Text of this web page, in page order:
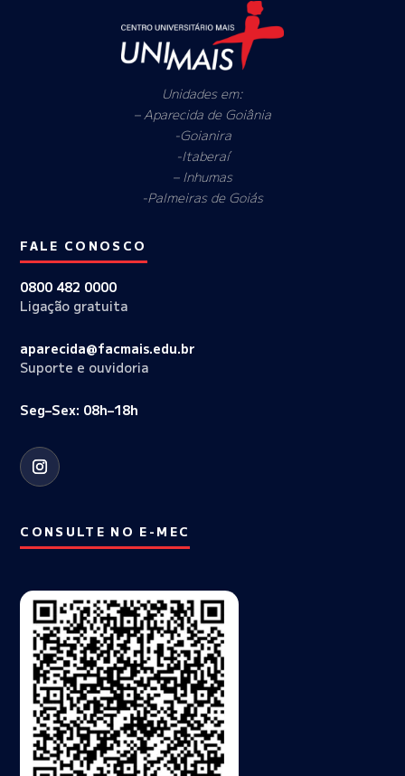
Unidades em:
– Aparecida de Goiânia
-Goianira
-Itaberaí
– Inhumas
-Palmeiras de Goiás
FALE CONOSCO
0800 482 0000
Ligação gratuita
aparecida@facmais.edu.br
Suporte e ouvidoria
Seg–Sex: 08h–18h
CONSULTE NO E-MEC